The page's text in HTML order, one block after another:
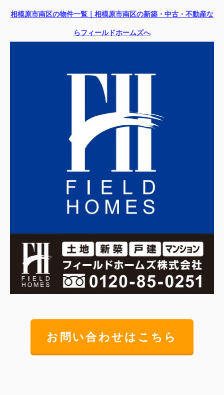
相模原市南区の物件一覧｜相模原市南区の新築・中古・不動産な
らフィールドホームズへ
お問い合わせはこちら